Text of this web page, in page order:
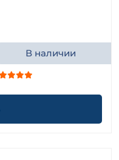
В наличии